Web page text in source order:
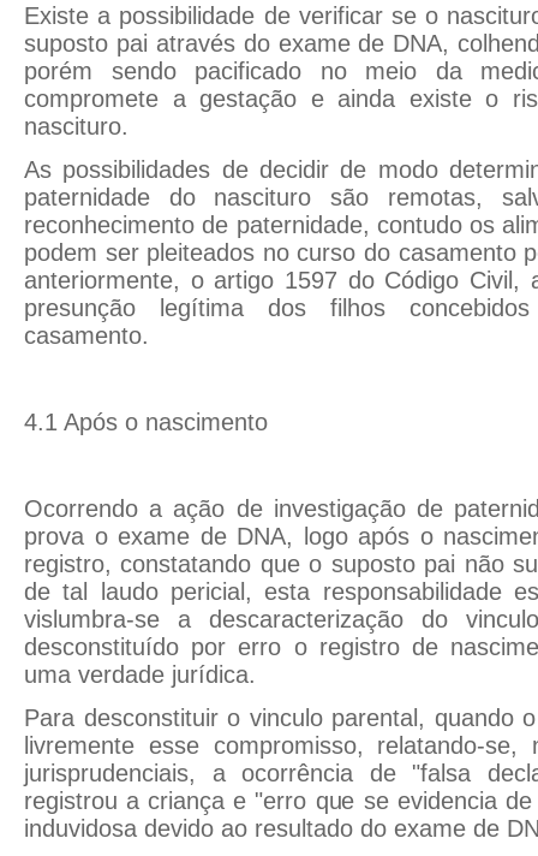
Existe a possibilidade de verificar se o
suposto pai através do exame de DNA,
porém sendo pacificado no meio da
compromete a gestação e ainda existe o
nascituro.
As possibilidades de decidir de modo
paternidade do nascituro são remotas,
reconhecimento de paternidade, contudo os
podem ser pleiteados no curso do casamento
anteriormente, o artigo 1597 do Código Civil,
presunção legítima dos filhos
casamento.
4.1 Após o nascimento
Ocorrendo a ação de investigação de
prova o exame de DNA, logo após o
registro, constatando que o suposto pai não
de tal laudo pericial, esta responsabilidade
vislumbra-se a descaracterização do
desconstituído por erro o registro de
uma verdade jurídica.
Para desconstituir o vinculo parental, quando
livremente esse compromisso, relatando-se,
jurisprudenciais, a ocorrência de "falsa
registrou a criança e "erro que se evidencia
induvidosa devido ao resultado do exame de